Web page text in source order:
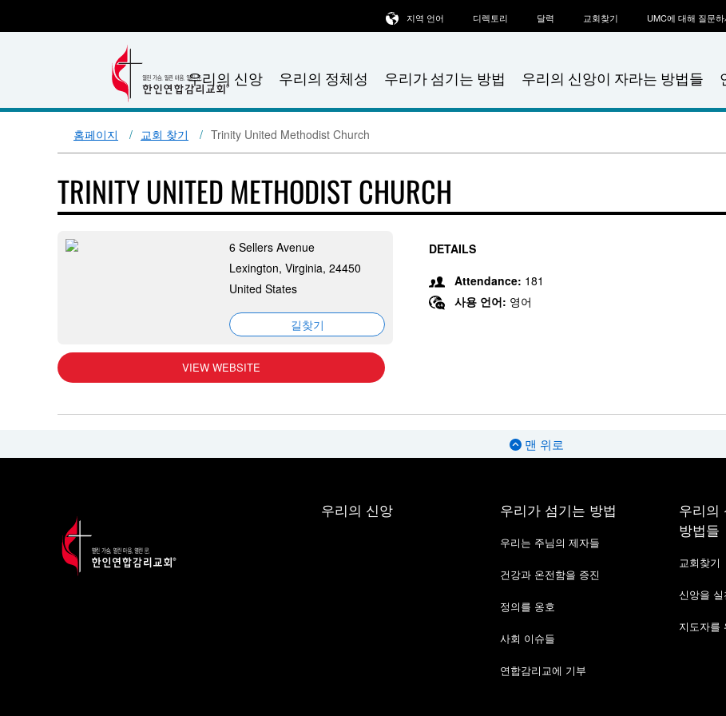
우리의 신앙 우리의 정체성 우리가 섬기는 방법 우리의 신앙이 자라는 방법들
지역 언어 디렉토리 달력 교회찾기 UMC에 대해 질문
홈페이지 교회 찾기 Trinity United Methodist Church
TRINITY UNITED METHODIST CHURCH
6 Sellers Avenue
Lexington, Virginia, 24450
United States
길찾기
VIEW WEBSITE
DETAILS
Attendance: 181
사용 언어: 영어
맨 위로
우리의 신앙 우리가 섬기는 방법
우리는 주님의 제자들
건강과 온전함을 증진
정의를 옹호
사회 이슈들
연합감리교에 기부
우리의
방법들
교회찾기
신앙을 실
지도자를